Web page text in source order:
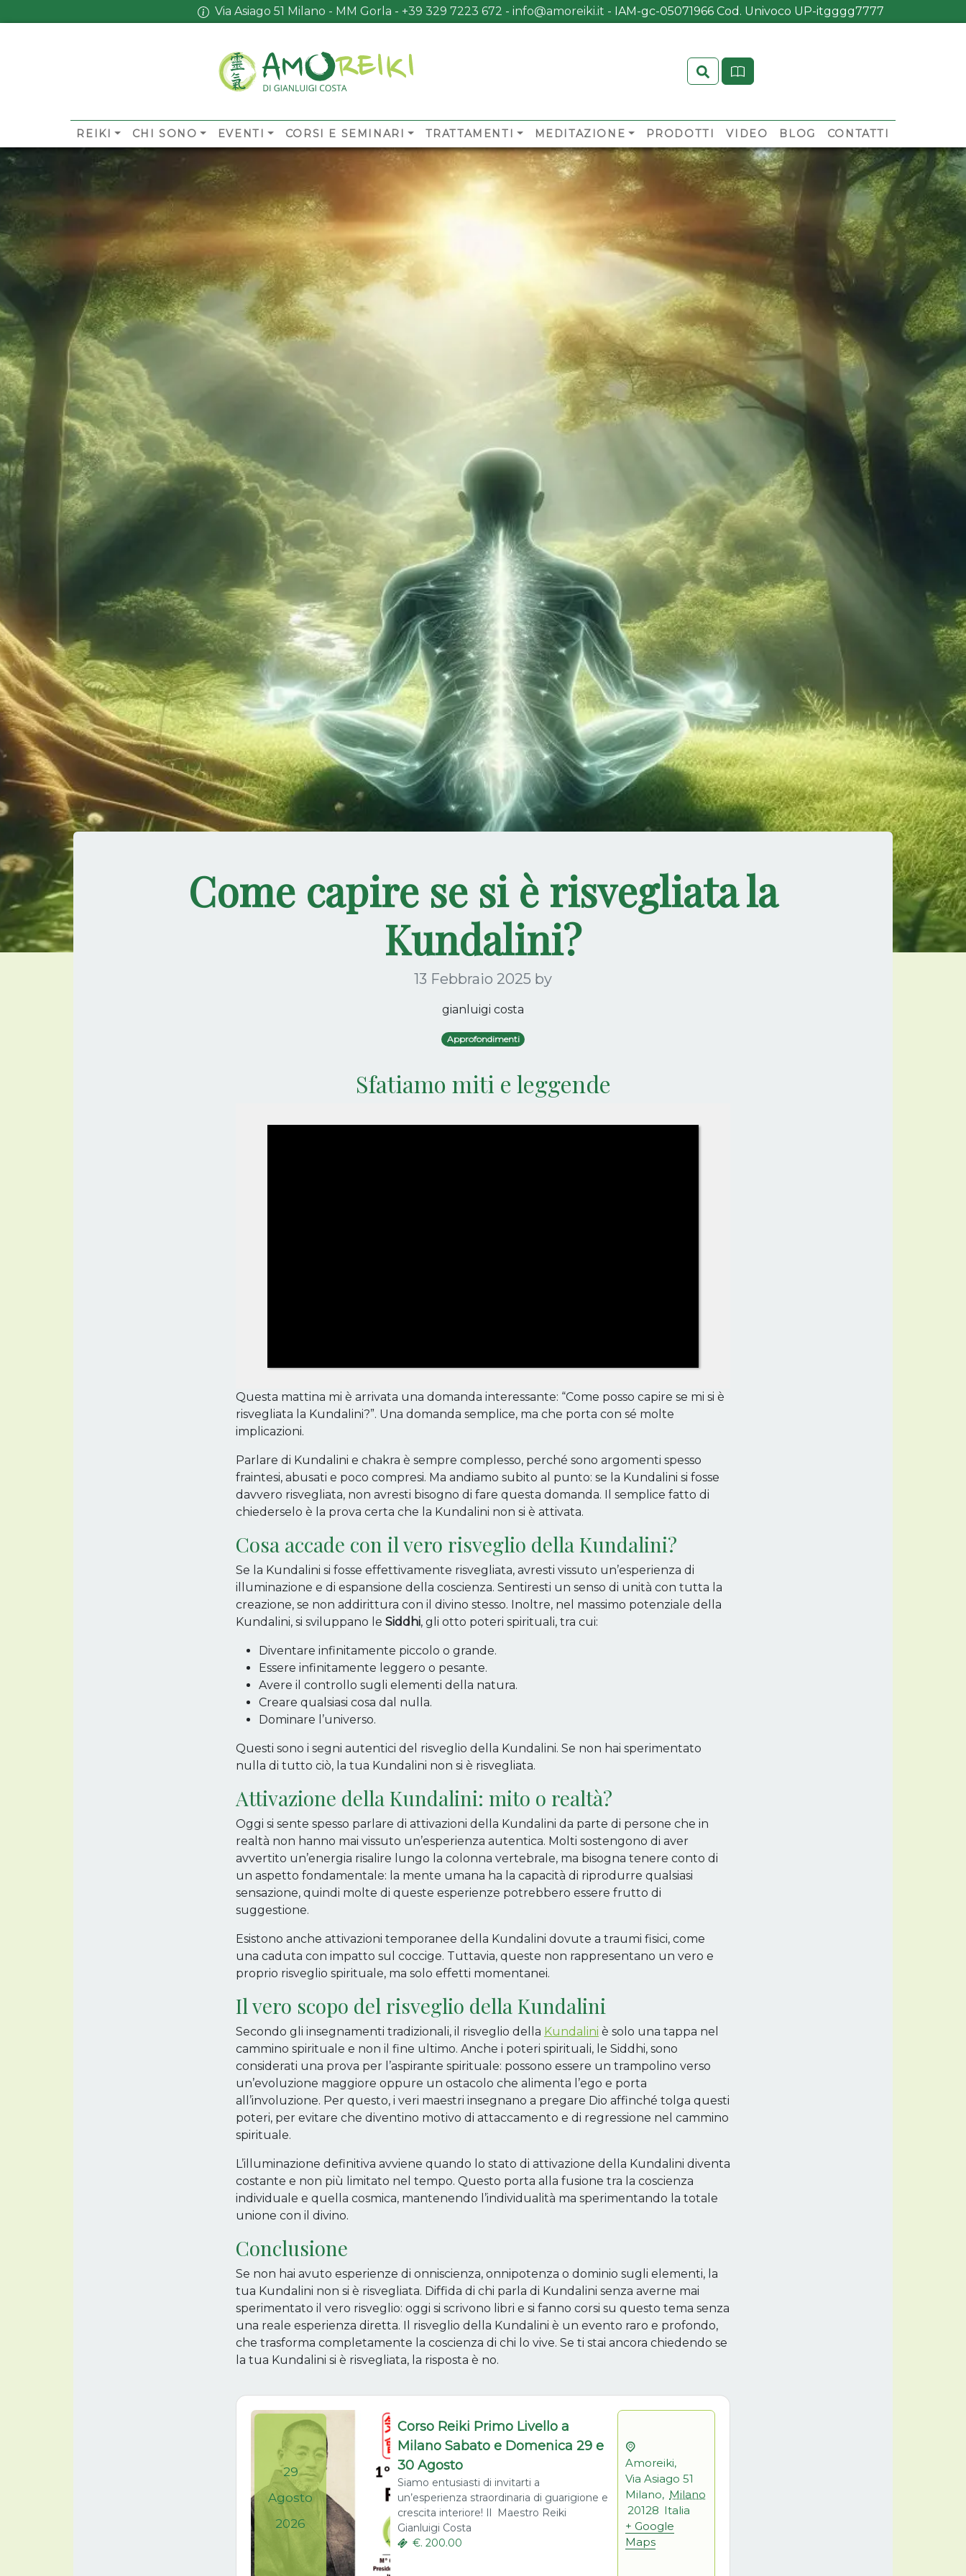
Via Asiago 51 Milano - MM Gorla - +39 329 7223 672 - info@amoreiki.it - ​​IAM-gc-05071966 Cod. Univoco UP-itgggg7777
Search
REIKI CHI SONO EVENTI CORSI E SEMINARI TRATTAMENTI MEDITAZIONE PRODOTTI VIDEO BLOG CONTATTI
Come capire se si è risvegliata la
Kundalini?
13 Febbraio 2025 by
gianluigi costa
Approfondimenti
Sfatiamo miti e leggende
Questa mattina mi è arrivata una domanda interessante: “Come posso capire se mi si è
risvegliata la Kundalini?”. Una domanda semplice, ma che porta con sé molte
implicazioni.
Parlare di Kundalini e chakra è sempre complesso, perché sono argomenti spesso
fraintesi, abusati e poco compresi. Ma andiamo subito al punto: se la Kundalini si fosse
davvero risvegliata, non avresti bisogno di fare questa domanda. Il semplice fatto di
chiederselo è la prova certa che la Kundalini non si è attivata.
Cosa accade con il vero risveglio della Kundalini?
Se la Kundalini si fosse effettivamente risvegliata, avresti vissuto un’esperienza di
illuminazione e di espansione della coscienza. Sentiresti un senso di unità con tutta la
creazione, se non addirittura con il divino stesso. Inoltre, nel massimo potenziale della
Kundalini, si sviluppano le Siddhi, gli otto poteri spirituali, tra cui:
Diventare infinitamente piccolo o grande.
Essere infinitamente leggero o pesante.
Avere il controllo sugli elementi della natura.
Creare qualsiasi cosa dal nulla.
Dominare l’universo.
Questi sono i segni autentici del risveglio della Kundalini. Se non hai sperimentato
nulla di tutto ciò, la tua Kundalini non si è risvegliata.
Attivazione della Kundalini: mito o realtà?
Oggi si sente spesso parlare di attivazioni della Kundalini da parte di persone che in
realtà non hanno mai vissuto un’esperienza autentica. Molti sostengono di aver
avvertito un’energia risalire lungo la colonna vertebrale, ma bisogna tenere conto di
un aspetto fondamentale: la mente umana ha la capacità di riprodurre qualsiasi
sensazione, quindi molte di queste esperienze potrebbero essere frutto di
suggestione.
Esistono anche attivazioni temporanee della Kundalini dovute a traumi fisici, come
una caduta con impatto sul coccige. Tuttavia, queste non rappresentano un vero e
proprio risveglio spirituale, ma solo effetti momentanei.
Il vero scopo del risveglio della Kundalini
Secondo gli insegnamenti tradizionali, il risveglio della Kundalini è solo una tappa nel
cammino spirituale e non il fine ultimo. Anche i poteri spirituali, le Siddhi, sono
considerati una prova per l’aspirante spirituale: possono essere un trampolino verso
un’evoluzione maggiore oppure un ostacolo che alimenta l’ego e porta
all’involuzione. Per questo, i veri maestri insegnano a pregare Dio affinché tolga questi
poteri, per evitare che diventino motivo di attaccamento e di regressione nel cammino
spirituale.
L’illuminazione definitiva avviene quando lo stato di attivazione della Kundalini diventa
costante e non più limitato nel tempo. Questo porta alla fusione tra la coscienza
individuale e quella cosmica, mantenendo l’individualità ma sperimentando la totale
unione con il divino.
Conclusione
Se non hai avuto esperienze di onniscienza, onnipotenza o dominio sugli elementi, la
tua Kundalini non si è risvegliata. Diffida di chi parla di Kundalini senza averne mai
sperimentato il vero risveglio: oggi si scrivono libri e si fanno corsi su questo tema senza
una reale esperienza diretta. Il risveglio della Kundalini è un evento raro e profondo,
che trasforma completamente la coscienza di chi lo vive. Se ti stai ancora chiedendo se
la tua Kundalini si è risvegliata, la risposta è no.
29
Agosto
2026
Corso Reiki Primo Livello a
Milano Sabato e Domenica 29 e
30 Agosto
Siamo entusiasti di invitarti a
un’esperienza straordinaria di guarigione e
crescita interiore! Il Maestro Reiki
Gianluigi Costa
€. 200.00
Amoreiki,
Via Asiago 51
Milano, Milano
20128 Italia
+ Google
Maps